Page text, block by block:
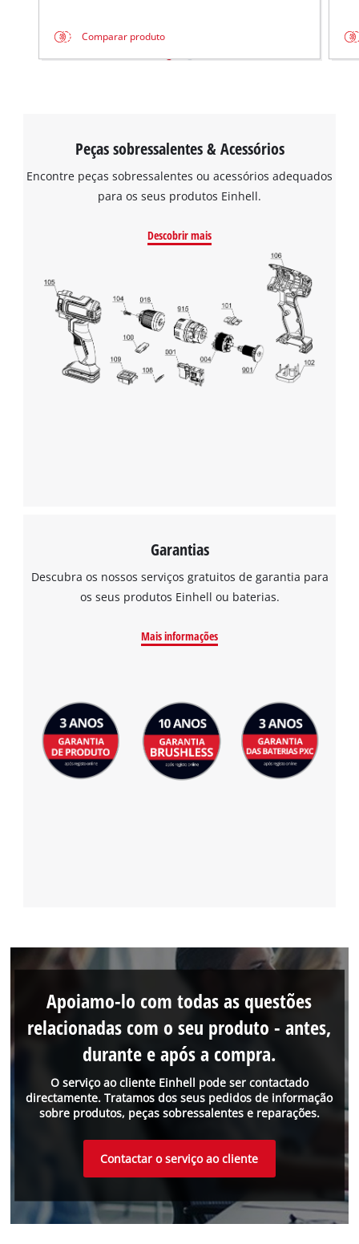
Precisamos do seu consentimento para
carregar o serviço Google Maps!
This content is not permitted to load due
to trackers that are not disclosed to the
visitor. The website owner needs to setup
the site with their CMP to add this content
to the list of technologies used.
Comparar produto
Peças sobressalentes & Acessórios
Encontre peças sobressalentes ou acessórios adequados
para os seus produtos Einhell.
Descobrir mais
Garantias
Descubra os nossos serviços gratuitos de garantia para
os seus produtos Einhell ou baterias.
Mais informações
O serviço ao cliente Einhell pode ser contactado
directamente. Tratamos dos seus pedidos de informação
sobre produtos, peças sobressalentes e reparações.
Apoiamo-lo com todas as questões
relacionadas com o seu produto - antes,
durante e após a compra.
Contactar o serviço ao cliente